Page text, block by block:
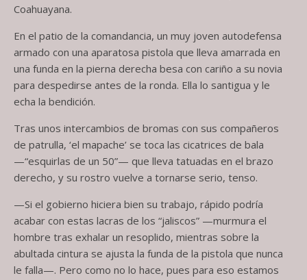
Coahuayana.
En el patio de la comandancia, un muy joven autodefensa
armado con una aparatosa pistola que lleva amarrada en
una funda en la pierna derecha besa con cariño a su novia
para despedirse antes de la ronda. Ella lo santigua y le
echa la bendición.
Tras unos intercambios de bromas con sus compañeros
de patrulla, ‘el mapache’ se toca las cicatrices de bala
—“esquirlas de un 50”— que lleva tatuadas en el brazo
derecho, y su rostro vuelve a tornarse serio, tenso.
—Si el gobierno hiciera bien su trabajo, rápido podría
acabar con estas lacras de los “jaliscos” —murmura el
hombre tras exhalar un resoplido, mientras sobre la
abultada cintura se ajusta la funda de la pistola que nunca
le falla—. Pero como no lo hace, pues para eso estamos